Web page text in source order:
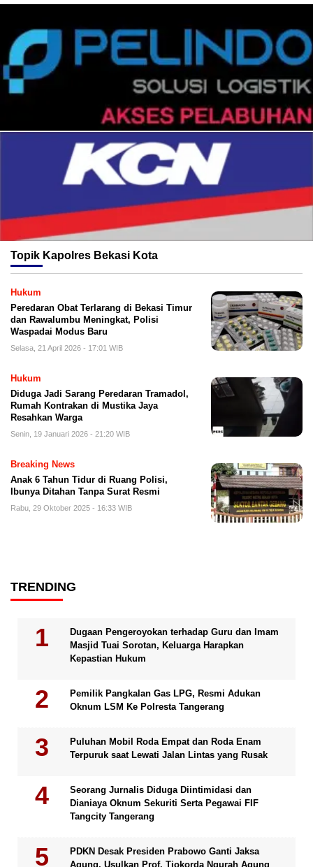
Topik Kapolres Bekasi Kota
Hukum
Peredaran Obat Terlarang di Bekasi Timur
dan Rawalumbu Meningkat, Polisi
Waspadai Modus Baru
Selasa, 21 April 2026 - 17:01 WIB
Hukum
Diduga Jadi Sarang Peredaran Tramadol,
Rumah Kontrakan di Mustika Jaya
Resahkan Warga
Senin, 19 Januari 2026 - 21:20 WIB
Breaking News
Anak 6 Tahun Tidur di Ruang Polisi,
Ibunya Ditahan Tanpa Surat Resmi
Rabu, 29 Oktober 2025 - 16:33 WIB
TRENDING
Dugaan Pengeroyokan terhadap Guru dan Imam
Masjid Tuai Sorotan, Keluarga Harapkan
Kepastian Hukum
Pemilik Pangkalan Gas LPG, Resmi Adukan
Oknum LSM Ke Polresta Tangerang
Puluhan Mobil Roda Empat dan Roda Enam
Terpuruk saat Lewati Jalan Lintas yang Rusak
Seorang Jurnalis Diduga Diintimidasi dan
Dianiaya Oknum Sekuriti Serta Pegawai FIF
Tangcity Tangerang
PDKN Desak Presiden Prabowo Ganti Jaksa
Agung, Usulkan Prof. Tjokorda Ngurah Agung